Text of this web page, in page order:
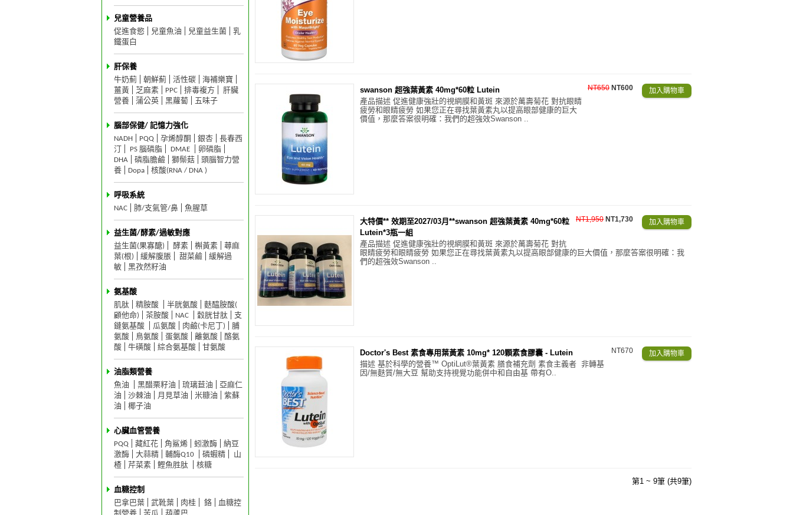
兒童營養品
促進食慾
兒童魚油 兒童益生菌
乳
鐵蛋白
肝保養
牛奶薊
朝鮮薊 活性碳
海補樂寶
薑黃
芝麻素 PPC 排毒複方
肝臟
營養
蒲公英 黑蘿蔔 五味子
腦部保健/ 記憶力強化
NADH
PQQ 孕烯醇酮 銀杏
長春西
汀
PS 腦磷脂 DMAE
卵磷脂
DHA
磷脂膽鹼 獅鬃菇
頭腦智力營
養
Dopa 核酸(RNA / DNA )
呼吸系統
NAC
肺/支氣管/鼻 魚腥草
益生菌/酵素/過敏對應
益生菌(果寡醣)
酵素 槲黃素
蕁麻
葉(根)
緩解腹脹 甜菜鹼
緩解過
敏
黑孜然籽油
氨基酸
肌肽
精胺酸 半胱氨酸
麩醯胺酸(
顧他命)
茶胺酸 NAC 穀胱甘肽
支
鏈氨基酸
瓜氨酸 肉鹼(卡尼丁)
脯
氨酸
鳥氨酸 蛋氨酸 離氨酸
酪氨
酸
牛磺酸 綜合氨基酸 甘氨酸
油脂類營養
魚油
黑醋栗籽油 琉璃苣油
亞麻仁
油
沙棘油 月見草油 米糠油
紫蘇
油
椰子油
心臟血管營養
PQQ
藏紅花 角鯊烯 蚓激酶
納豆
激酶
大蒜精 輔酶Q10 磷蝦精
山
楂
芹菜素 鰹魚胜肽 核糖
血糖控制
巴拿巴葉
武靴葉 肉桂 鉻
血糖控
NT650 NT600
swanson 超強葉黃素 40mg*60粒 Lutein
產品描述 促進健康強壯的視網膜和黃斑 來源於萬壽菊花 對抗眼睛
疲勞和眼睛疲勞 如果您正在尋找葉黃素丸以提高眼部健康的巨大
價值，那麼答案很明確：我們的超強效Swanson ..
NT1,950 NT1,730
大特價** 效期至2027/03月**swanson 超強葉黃素 40mg*60粒
Lutein*3瓶一組
產品描述 促進健康強壯的視網膜和黃斑 來源於萬壽菊花 對抗
眼睛疲勞和眼睛疲勞 如果您正在尋找葉黃素丸以提高眼部健康的巨大價值，那麼答案很明確：我
們的超強效Swanson ..
NT670
Doctor's Best 素食專用葉黃素 10mg* 120顆素食膠囊 - Lutein
描述 基於科學的營養™ OptiLut®葉黃素 膳食補充劑 素食主義者 非轉基
因/無麩質/無大豆 幫助支持視覺功能併中和自由基 帶有O..
第1 ~ 9筆 (共9筆)